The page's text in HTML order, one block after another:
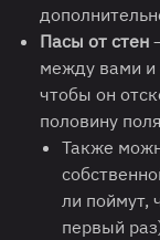
Пасы от стен
между вами и
чтобы он
половину
Также
ли поймут,
первый